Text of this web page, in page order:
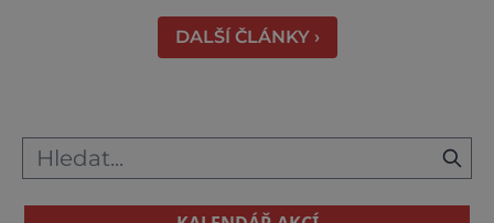
DALŠÍ ČLÁNKY ›